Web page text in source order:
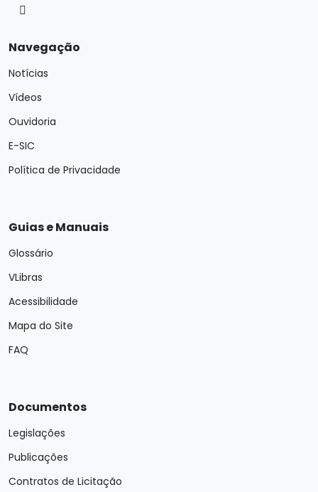
Navegação
Notícias
Vídeos
Ouvidoria
E-SIC
Política de Privacidade
Guias e Manuais
Glossário
VLibras
Acessibilidade
Mapa do Site
FAQ
Documentos
Legislações
Publicações
Contratos de Licitação